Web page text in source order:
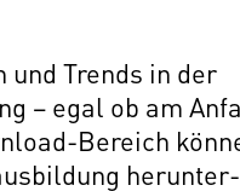
Trends in der
− egal ob am
Bereich
herun­ter­